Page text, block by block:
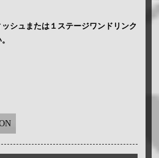
シュまたは１ステージワンドリンク